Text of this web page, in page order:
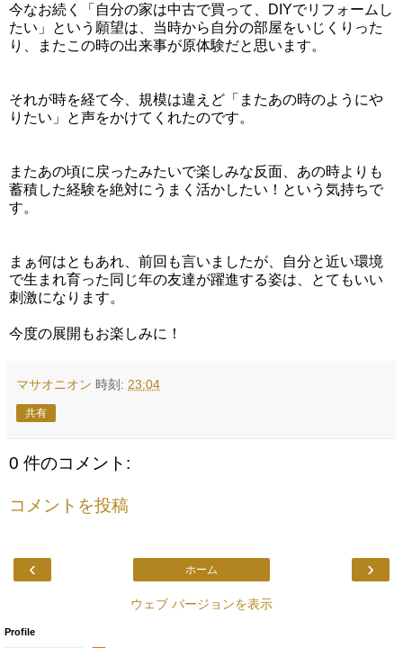
今なお続く「自分の家は中古で買って、DIYでリフォームし
たい」という願望は、当時から自分の部屋をいじくりった
り、またこの時の出来事が原体験だと思います。
それが時を経て今、規模は違えど「またあの時のようにや
りたい」と声をかけてくれたのです。
またあの頃に戻ったみたいで楽しみな反面、あの時よりも
蓄積した経験を絶対にうまく活かしたい！という気持ちで
す。
まぁ何はともあれ、前回も言いましたが、
自分と近い環境
で生まれ育った同じ年の友達が躍進する姿は、とてもいい
刺激になります。
今度の展開もお楽しみに！
マサオニオン 時刻: 23:04
共有
0 件のコメント:
コメントを投稿
‹ ›
ホーム
ウェブ バージョンを表示
Profile